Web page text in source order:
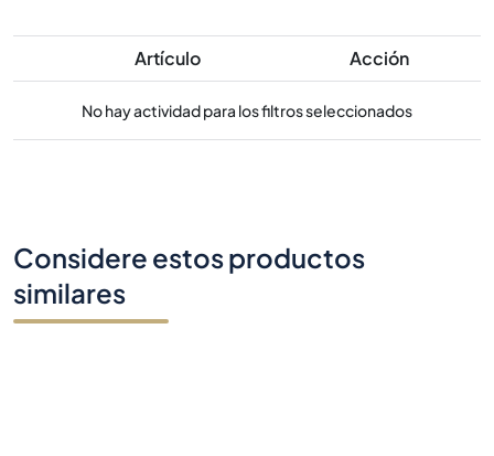
Artículo Acción
No hay actividad para los filtros seleccionados
Considere estos productos
similares